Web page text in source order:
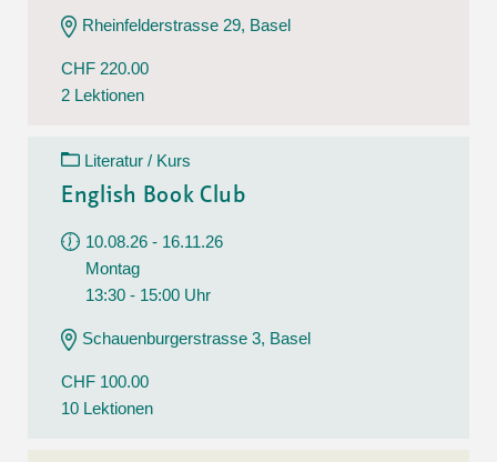
Rheinfelderstrasse 29, Basel
CHF 220.00
2 Lektionen
Literatur / Kurs
English Book Club
10.08.26 - 16.11.26
Montag
13:30 - 15:00 Uhr
Schauenburgerstrasse 3, Basel
CHF 100.00
10 Lektionen